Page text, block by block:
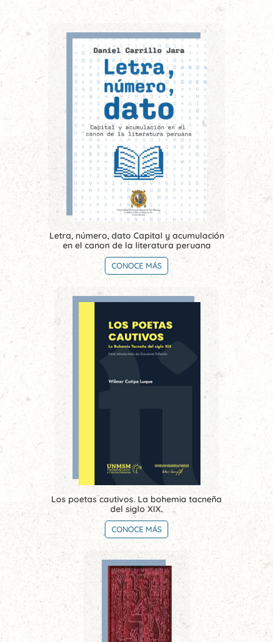
Letra, número, dato Capital y acumulación
en el canon de la literatura peruana
CONOCE MÁS
Los poetas cautivos. La bohemia tacneña
del siglo XIX.
CONOCE MÁS